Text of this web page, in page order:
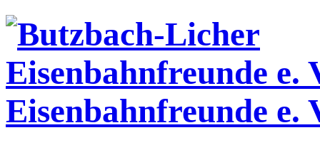
Eisenbahnfreunde e.